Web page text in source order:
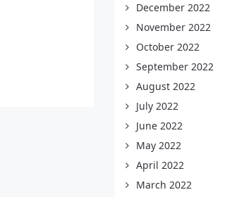
December 2022
November 2022
October 2022
September 2022
August 2022
July 2022
June 2022
May 2022
April 2022
March 2022